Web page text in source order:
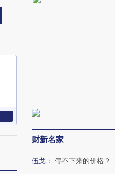
财新名家
伍戈 ： 停不下来的价格？